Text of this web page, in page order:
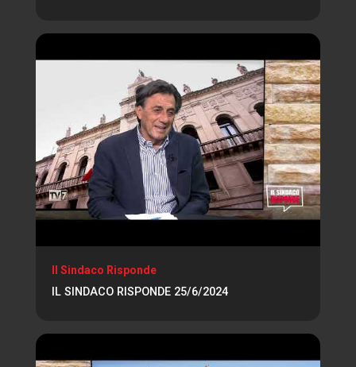
Il Sindaco Risponde
IL SINDACO RISPONDE 25/6/2024